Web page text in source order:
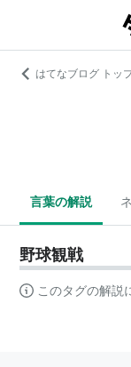
はてなブログ トッ
言葉の解説
野球観戦
このタグの解説